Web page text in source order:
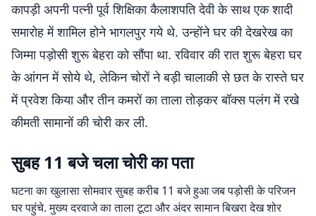
कापड़ी अपनी पत्नी पूर्व शिक्षिका कैलाशपति देवी के साथ एक शादी
समारोह में शामिल होने भागलपुर गये थे. उन्होंने घर की देखरेख का
जिम्मा पड़ोसी शुरू बेहरा को सौंपा था. रविवार की रात शुरू बेहरा घर
के आंगन में सोये थे, लेकिन चोरों ने बड़ी चालाकी से छत के रास्ते घर
में प्रवेश किया और तीन कमरों का ताला तोड़कर बॉक्स पलंग में रखे
कीमती सामानों की चोरी कर ली.
सुबह 11 बजे चला चोरी का पता
घटना का खुलासा सोमवार सुबह करीब 11 बजे हुआ जब पड़ोसी के परिजन
घर पहुंचे. मुख्य दरवाजे का ताला टूटा और अंदर सामान बिखरा देख शोर